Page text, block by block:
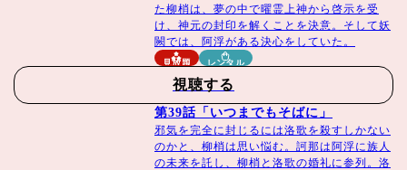
い出す。どことなく夢で会った仙人と似た面影を持つ陸離
に対し、親近感を覚える柳梢。そんな陸離には過去の記憶
がなかった。謎めいた運命を持つ柳梢と陸離の２人は、互
いに惹かれ合いながら、数々の困難を乗り越えて最愛の人
たちを守るために旅路を共にする。２人の行く手に立ちは
た柳梢は、夢の中で曜霊上神から啓示を受
け、神元の封印を解くことを決意。そして妖
闕では、阿浮がある決心をしていた。
見放題 レンタル
視聴する
第39話「いつまでもそばに」
邪気を完全に封じるには洛歌を殺すしかない
のかと、柳梢は思い悩む。訶那は阿浮に族人
の未来を託し、柳梢と洛歌の婚礼に参列。洛